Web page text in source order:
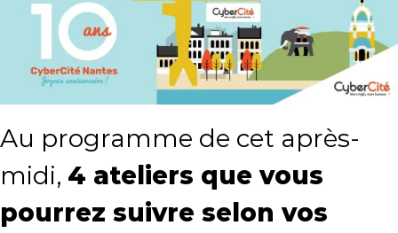
Au programme de cet après-
midi, 4 ateliers que vous
pourrez suivre selon vos